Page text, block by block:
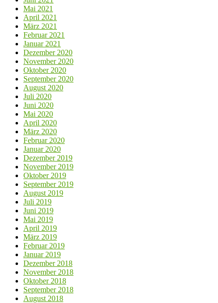
Mai 2021
April 2021
März 2021
Februar 2021
Januar 2021
Dezember 2020
November 2020
Oktober 2020
September 2020
August 2020
Juli 2020
Juni 2020
Mai 2020
April 2020
März 2020
Februar 2020
Januar 2020
Dezember 2019
November 2019
Oktober 2019
September 2019
August 2019
Juli 2019
Juni 2019
Mai 2019
April 2019
März 2019
Februar 2019
Januar 2019
Dezember 2018
November 2018
Oktober 2018
September 2018
August 2018